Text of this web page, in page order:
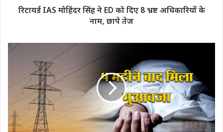
भ्रष्ट
अधिकारियों
छापे
रिटायर्ड IAS मोहिंदर सिंह ने ED को दिए 8 भ्रष्ट अधिकारियों के
नाम, छापे तेज
बिजली
लापरवाही
से
युवकों
की